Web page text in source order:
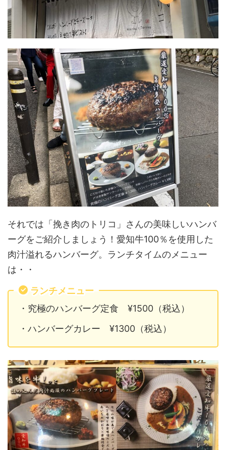
それでは「挽き肉のトリコ」さんの美味しいハンバ
ーグをご紹介しましょう！愛知牛100％を使用した
肉汁溢れるハンバーグ。ランチタイムのメニュー
は・・
ランチメニュー
・究極のハンバーグ定食 ¥1500（税込）
・ハンバーグカレー ¥1300（税込）